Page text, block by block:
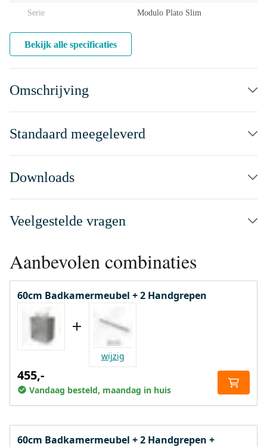
Serie Modulo Plato Slim
Bekijk alle specificaties
Omschrijving
Standaard meegeleverd
Downloads
Veelgestelde vragen
Aanbevolen combinaties
60cm Badkamermeubel + 2 Handgrepen
wijzig
455,-
Vandaag besteld, maandag in huis
60cm Badkamermeubel + 2 Handgrepen +